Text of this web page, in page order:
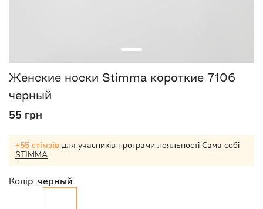
Женские носки Stimma короткие 7106
черный
55 грн
+55 стімзів для учасників програми лояльності Сама собі
STIMMA
Колір: черный